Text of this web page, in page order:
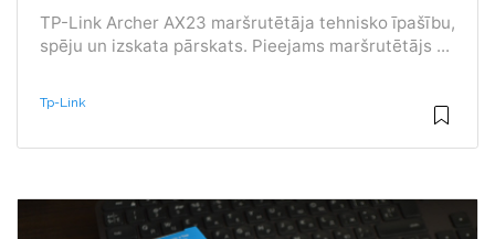
TP-Link Archer AX23 maršrutētāja tehnisko īpašību,
spēju un izskata pārskats. Pieejams maršrutētājs ...
Tp-Link